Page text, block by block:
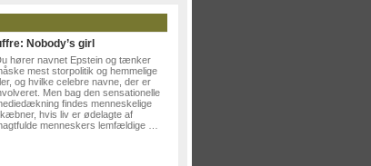
Nobody’s girl
hører navnet Epstein og tænker
mest storpolitik og hemmelige
og hvilke celebre navne, der er
Men bag den sensationelle
findes menneskelige
hvis liv er ødelagte af
menneskers lemfældige …